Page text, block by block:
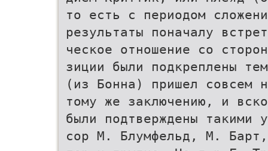
то есть с периодом
результаты поначалу
ческое отношение со
зиции были подкреплены
(из Бонна) пришел совсем
тому же заключению, и
были подтверждены такими
сор М. Блумфельд, М.